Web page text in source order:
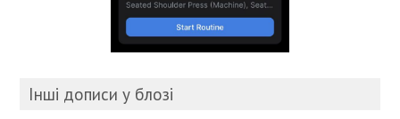
Інші дописи у блозі